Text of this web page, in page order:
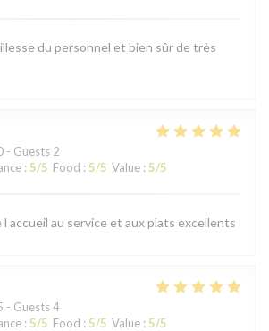
du personnel et bien sûr de très
- Guests 2
: 5/5 Food : 5/5 Value : 5/5
accueil au service et aux plats excellents
- Guests 4
: 5/5 Food : 5/5 Value : 5/5